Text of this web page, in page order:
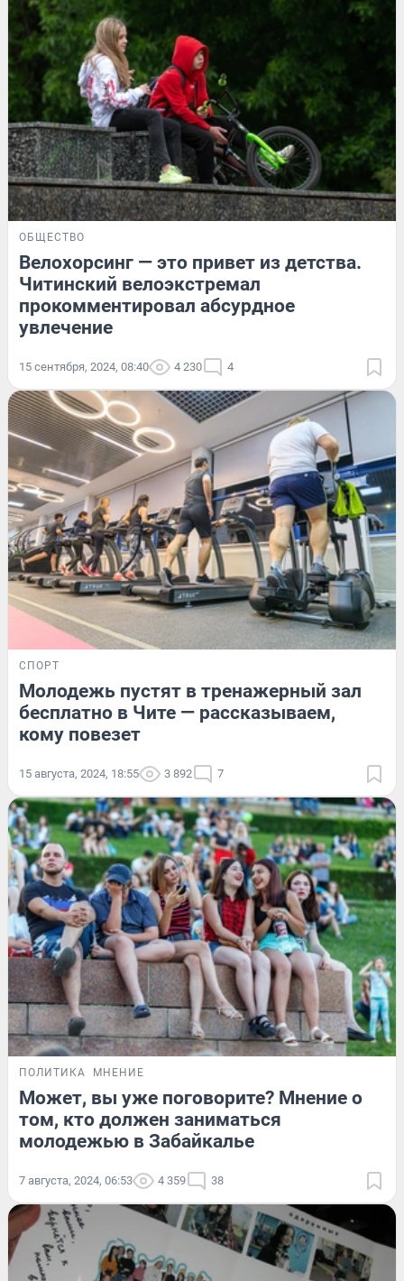
ОБЩЕСТВО
Велохорсинг — это привет из детства.
Читинский велоэкстремал
прокомментировал абсурдное
увлечение
15 сентября, 2024, 08:40 4 230 4
СПОРТ
Молодежь пустят в тренажерный зал
бесплатно в Чите — рассказываем,
кому повезет
15 августа, 2024, 18:55 3 892 7
ПОЛИТИКА МНЕНИЕ
Может, вы уже поговорите? Мнение о
том, кто должен заниматься
молодежью в Забайкалье
7 августа, 2024, 06:53 4 359 38